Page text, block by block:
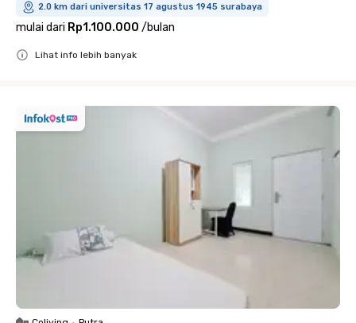
2.0 km dari universitas 17 agustus 1945 surabaya
mulai dari Rp1.100.000 /bulan
Lihat info lebih banyak